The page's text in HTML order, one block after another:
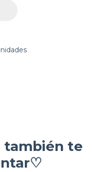
también te